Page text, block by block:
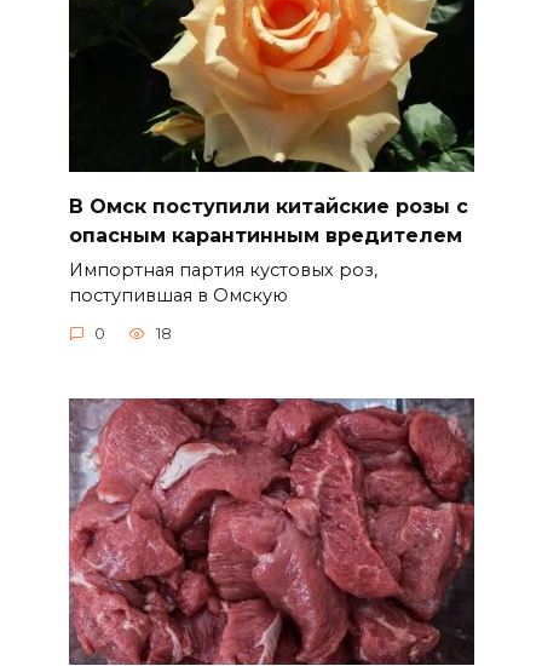
В Омск поступили китайские розы с
опасным карантинным вредителем
Импортная партия кустовых роз,
поступившая в Омскую
0 18